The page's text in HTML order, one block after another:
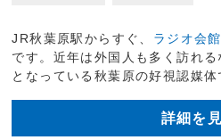
JR秋葉原駅からすぐ、 ラジオ会
です。近年は外国人も多く訪れ
となっている秋葉原の好視認媒体
詳細を